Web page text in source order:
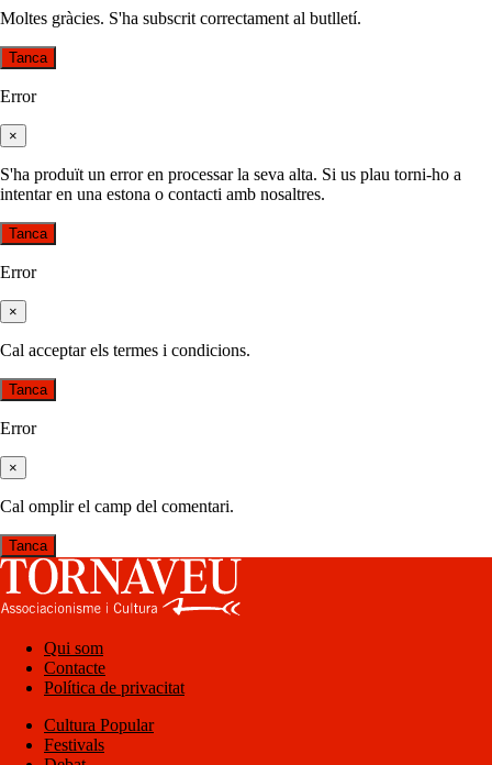
Moltes gràcies. S'ha subscrit correctament al butlletí.
Tanca
Error
×
S'ha produït un error en processar la seva alta. Si us plau torni-ho a
intentar en una estona o contacti amb nosaltres.
Tanca
Error
×
Cal acceptar els termes i condicions.
Tanca
Error
×
Cal omplir el camp del comentari.
Tanca
Qui som
Contacte
Política de privacitat
Cultura Popular
Festivals